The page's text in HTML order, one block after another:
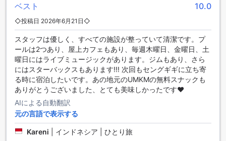
プライベートビーチでは、快適な水泳や日光浴を楽しむこと
みながらリフレッシュすることもできます。釣りやダイビン
グ、シュノーケリングなどのアクティビティも楽しめるた
め、ビーチでの過ごし方は無限大です。さらに、フィットネ
スセンターの利用も無料ですので、運動好きの方にもおすす
めです。
便利な設備が充実したグラハ ビーチ センギギ ホテル
グラハ ビーチ センギギ ホテルでは、快適な滞在をサポートす
るためにさまざまな便利な設備を提供しています。ホテル内
にはランドリーサービスやルームサービスがあり、お客様の
洗濯や食事のニーズに応えます。また、セーフティボックス
ベスト 10.0
◇投稿日 2026年6月21日◇
スタッフは優しく、すべての施設が整っていて清潔です。プ
ールは2つあり、屋上カフェもあり、毎週木曜日、金曜日、土
曜日にはライブミュージックがあります。ジムもあり、さら
にはスターバックスもあります!!! 次回もセングギギに立ち寄
る時に宿泊したいです。あの地元のUMKMの無料スナックも
ありがとうございました、とても美味しかったです♥️
AIによる自動翻訳
元の言語で表示する
Kareni インドネシア | ひとり旅